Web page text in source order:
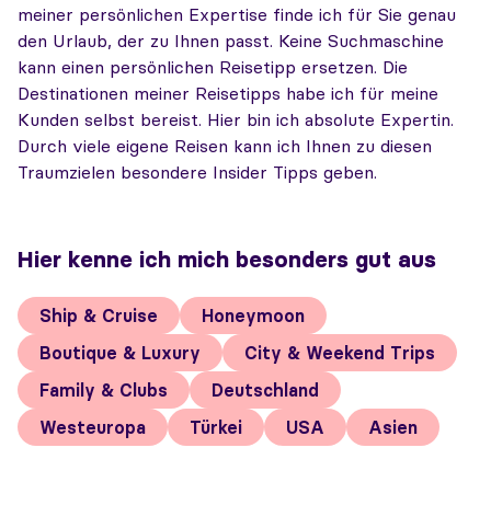
meiner persönlichen Expertise finde ich für Sie genau
den Urlaub, der zu Ihnen passt. Keine Suchmaschine
kann einen persönlichen Reisetipp ersetzen. Die
Destinationen meiner Reisetipps habe ich für meine
Kunden selbst bereist. Hier bin ich absolute Expertin.
Durch viele eigene Reisen kann ich Ihnen zu diesen
Traumzielen besondere Insider Tipps geben.
Hier kenne ich mich besonders gut aus
Ship & Cruise
Honeymoon
Boutique & Luxury
City & Weekend Trips
Family & Clubs
Deutschland
Westeuropa
Türkei USA Asien